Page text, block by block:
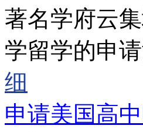
著名学府云
学留学的申
细
申请美国高